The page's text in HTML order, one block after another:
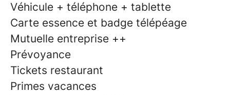
Véhicule + téléphone + tablette
Carte essence et badge télépéage
Mutuelle entreprise ++
Prévoyance
Tickets restaurant
Primes vacances